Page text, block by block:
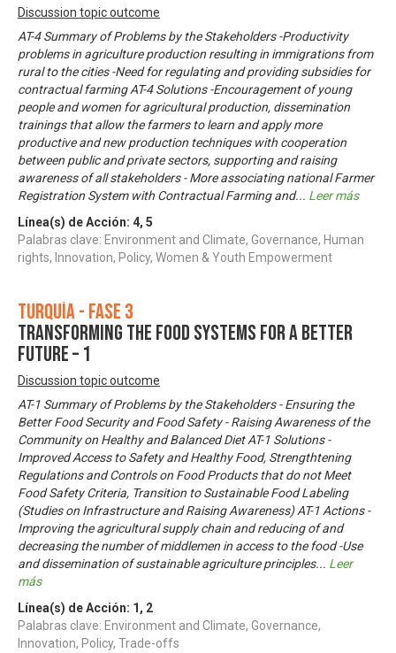
Discussion topic outcome
AT-4 Summary of Problems by the Stakeholders -Productivity
problems in agriculture production resulting in immigrations from
rural to the cities -Need for regulating and providing subsidies for
contractual farming AT-4 Solutions -Encouragement of young
people and women for agricultural production, dissemination
trainings that allow the farmers to learn and apply more
productive and new production techniques with cooperation
between public and private sectors, supporting and raising
awareness of all stakeholders - More associating national Farmer
Registration System with Contractual Farming and... Leer más
Línea(s) de Acción: 4, 5
Palabras clave: Environment and Climate, Governance, Human
rights, Innovation, Policy, Women & Youth Empowerment
Turquía - Fase 3
Transforming the Food Systems for A Better
Future – 1
Discussion topic outcome
AT-1 Summary of Problems by the Stakeholders - Ensuring the
Better Food Security and Food Safety - Raising Awareness of the
Community on Healthy and Balanced Diet AT-1 Solutions -
Improved Access to Safety and Healthy Food, Strengthtening
Regulations and Controls on Food Products that do not Meet
Food Safety Criteria, Transition to Sustainable Food Labeling
(Studies on Infrastructure and Raising Awareness) AT-1 Actions -
Improving the agricultural supply chain and reducing of and
decreasing the number of middlemen in access to the food -Use
and dissemination of sustainable agriculture principles... Leer
más
Línea(s) de Acción: 1 , 2
Palabras clave: Environment and Climate, Governance,
Innovation, Policy, Trade-offs